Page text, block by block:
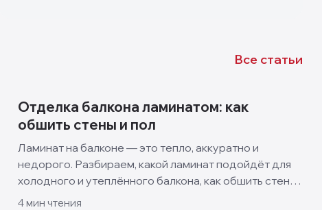
Все статьи
Отделка балкона ламинатом: как
обшить стены и пол
Ламинат на балконе — это тепло, аккуратно и
недорого. Разбираем, какой ламинат подойдёт для
холодного и утеплённого балкона, как обшить стены
и пол своими руками и какие решения смотрятся
4мин чтения